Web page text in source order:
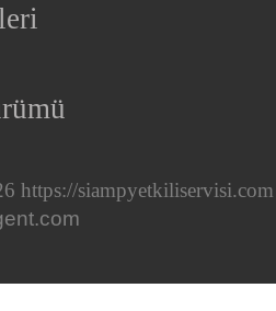
https://